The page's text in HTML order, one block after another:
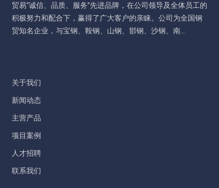
贸易“诚信、品质、服务”先进品牌，在公司领导及全体员工的
积极努力和配合下，赢得了广大客户的亲睐。公司为全国钢
贸知名企业，与宝钢、鞍钢、山钢、邯钢、沙钢、南...
关于我们
新闻动态
主营产品
项目案例
人才招聘
联系我们